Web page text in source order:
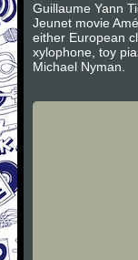
Guillaume Yann
Jeunet movie
either European
xylophone, toy
Michael Nyman.